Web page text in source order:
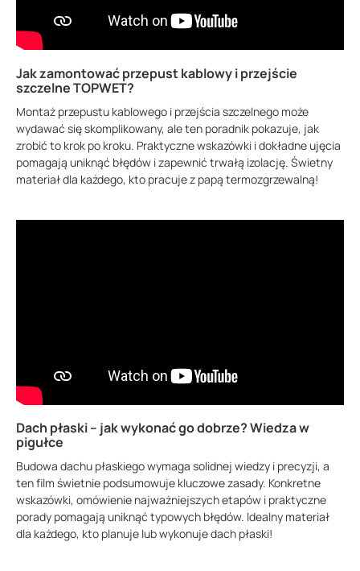
Jak zamontować przepust kablowy i przejście
szczelne TOPWET?
Montaż przepustu kablowego i przejścia szczelnego może
wydawać się skomplikowany, ale ten poradnik pokazuje, jak
zrobić to krok po kroku. Praktyczne wskazówki i dokładne ujęcia
pomagają uniknąć błędów i zapewnić trwałą izolację. Świetny
materiał dla każdego, kto pracuje z papą termozgrzewalną!
Dach płaski – jak wykonać go dobrze? Wiedza w
pigułce
Budowa dachu płaskiego wymaga solidnej wiedzy i precyzji, a
ten film świetnie podsumowuje kluczowe zasady. Konkretne
wskazówki, omówienie najważniejszych etapów i praktyczne
porady pomagają uniknąć typowych błędów. Idealny materiał
dla każdego, kto planuje lub wykonuje dach płaski!